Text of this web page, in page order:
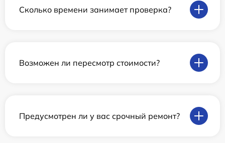
Сколько времени занимает проверка?
Возможен ли пересмотр стоимости?
Предусмотрен ли у вас срочный ремонт?